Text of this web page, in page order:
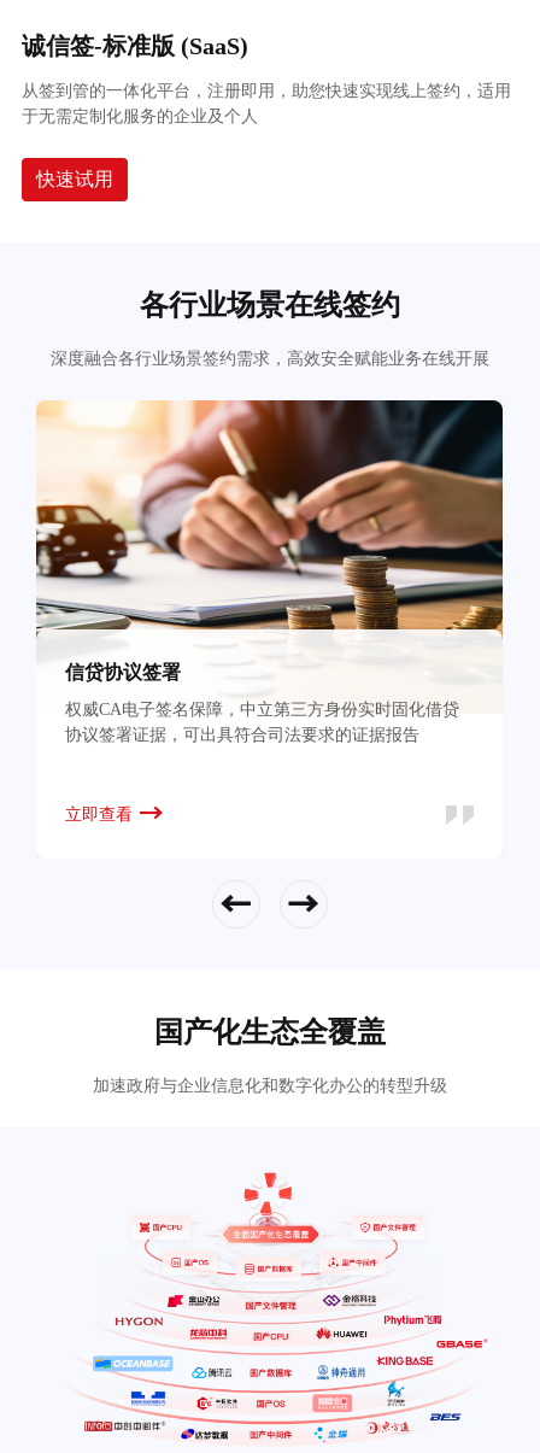
诚信签-标准版 (SaaS)
从签到管的一体化平台，注册即用，助您快速实现线上签约，适用
于无需定制化服务的企业及个人
快速试用
各行业场景在线签约
深度融合各行业场景签约需求，高效安全赋能业务在线开展
信贷协议签署
权威CA电子签名保障，中立第三方身份实时固化借贷
协议签署证据，可出具符合司法要求的证据报告
立即查看
国产化生态全覆盖
加速政府与企业信息化和数字化办公的转型升级